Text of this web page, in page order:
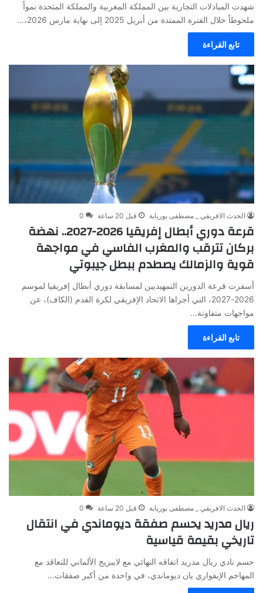
شهدت المبادلات التجارية بين المملكة المغربية والمملكة المتحدة نمواً
ملحوظاً خلال الفترة الممتدة من أبريل 2025 إلى نهاية مارس 2026،…
تابع القراءة
الحدث الافريقي _ مصطفى بوريابة قبل 20 ساعة 0
قرعة دوري أبطال إفريقيا 2026-2027.. نهضة
بركان تترقب والمغرب الفاسي في مواجهة
قوية والزمالك يصطدم ببطل جيبوتي
أسفرت قرعة الدورين التمهيديين لمسابقة دوري أبطال إفريقيا لموسم
2026-2027، التي أجراها الاتحاد الإفريقي لكرة القدم (الكاف)، عن
مواجهات متفاوتة…
تابع القراءة
الحدث الافريقي _ مصطفى بوريابة قبل 20 ساعة 0
ريال مدريد يحسم صفقة ديوماندي في انتقال
تاريخي بقيمة قياسية
حسم نادي ريال مدريد اتفاقه النهائي مع لايبزيج الألماني للتعاقد مع
المهاجم الإيفواري يان ديوماندي، في واحدة من أكبر صفقات…